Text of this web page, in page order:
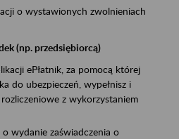
o wystawionych zwolnieniach
(np. przedsiębiorcą)
ePłatnik, za pomocą której
do ubezpieczeń, wypełnisz i
z wykorzystaniem
o wydanie zaświadczenia o